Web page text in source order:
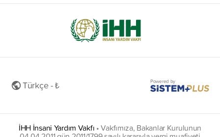
Türkçe - ₺ Powered by
İHH İnsani Yardım Vakfı •Vakfımıza, Bakanlar Kurulunun